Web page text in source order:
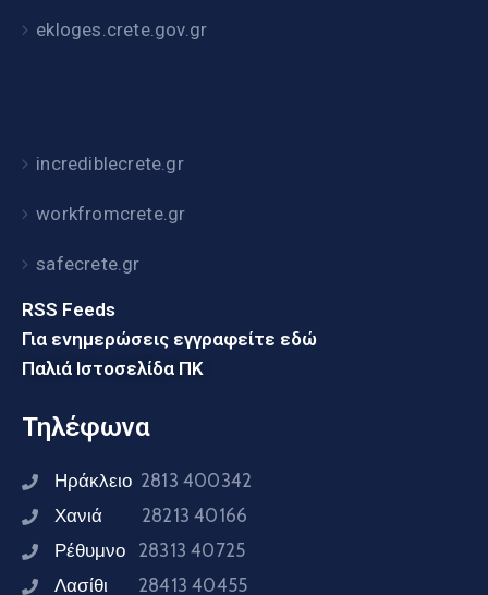
ekloges.crete.gov.gr
incrediblecrete.gr
workfromcrete.gr
safecrete.gr
RSS Feeds
Για ενημερώσεις εγγραφείτε εδώ
Παλιά Ιστοσελίδα ΠΚ
Τηλέφωνα
Ηράκλειο 2813 400342
Χανιά 28213 40166
Ρέθυμνο 28313 40725
Λασίθι 28413 40455